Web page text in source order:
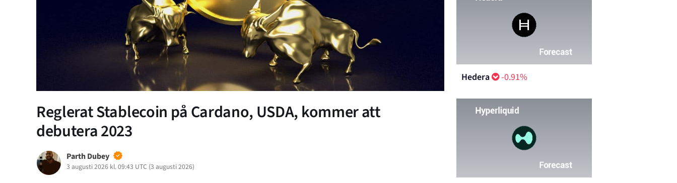
Reglerat Stablecoin på Cardano, USDA, kommer att
debutera 2023
Parth Dubey
3 augusti 2026 kl. 09:43 UTC (3 augusti 2026)
Hedera -0.91%